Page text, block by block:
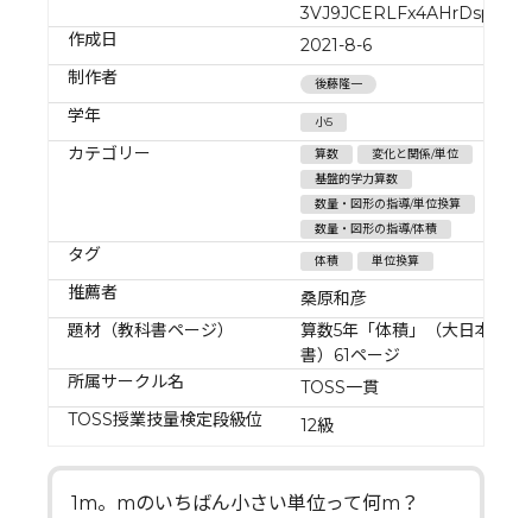
3VJ9JCERLFx4AHrDsprV
作成日
2021-8-6
制作者
後藤隆一
学年 小5
カテゴリー 算数
変化と関係/単位
基盤的学力算数
数量・図形の指導/単位換算
数量・図形の指導/体積
タグ 体積 単位換算
推薦者
桑原和彦
題材（教科書ページ）
算数5年「体積」（大日本図
書）61ページ
所属サークル名
TOSS一貫
TOSS授業技量検定段級位
12級
1m。mのいちばん小さい単位って何m？